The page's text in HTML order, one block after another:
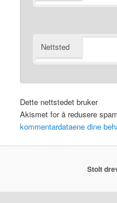
Nettsted
Dette nettstedet bruker
Akismet for å redusere
kommentardataene dine
Stolt